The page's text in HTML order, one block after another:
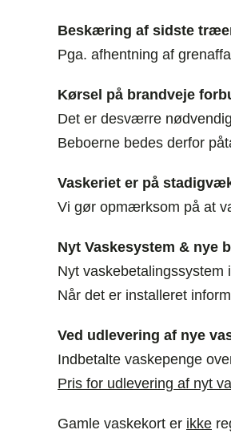
Beskæring af sidste
Pga. afhentning af
Kørsel på brandveje
Det er desværre
Beboerne bedes derfor
Vaskeriet er på
Vi gør opmærksom på at
Nyt Vaskesystem & nye
Nyt vaskebetalingssystem
Når det er installeret
Ved udlevering af nye
Indbetalte vaskepenge
Pris for udlevering af nyt
Gamle vaskekort er ikke